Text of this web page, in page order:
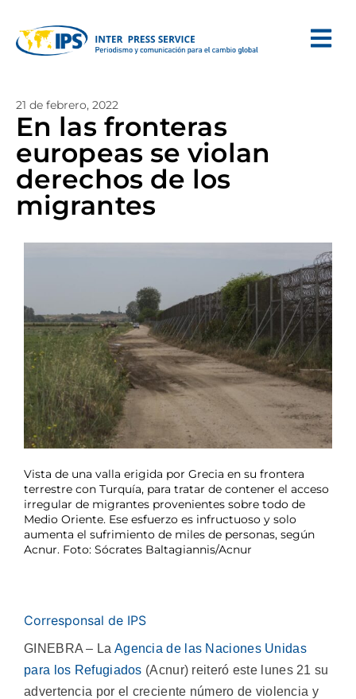
21 de febrero, 2022
En las fronteras
europeas se violan
derechos de los
migrantes
Vista de una valla erigida por Grecia en su frontera
terrestre con Turquía, para tratar de contener el acceso
irregular de migrantes provenientes sobre todo de
Medio Oriente. Ese esfuerzo es infructuoso y solo
aumenta el sufrimiento de miles de personas, según
Acnur. Foto: Sócrates Baltagiannis/Acnur
Corresponsal de IPS
GINEBRA – La Agencia de las Naciones Unidas
para los Refugiados (Acnur) reiteró este lunes 21 su
advertencia por el creciente número de violencia y